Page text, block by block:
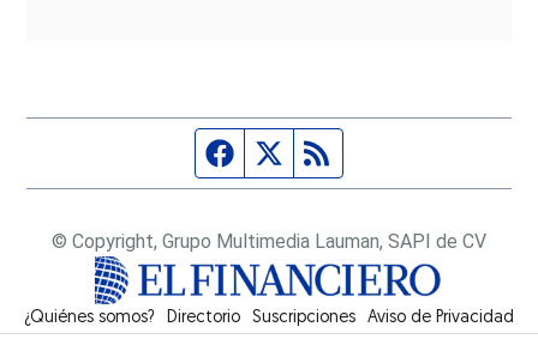
Página de Facebook
Fuente Twitter
© Copyright, Grupo Multimedia Lauman, SAPI de CV
¿Quiénes somos? Directorio Suscripciones Opens in new window
Aviso de Privacidad